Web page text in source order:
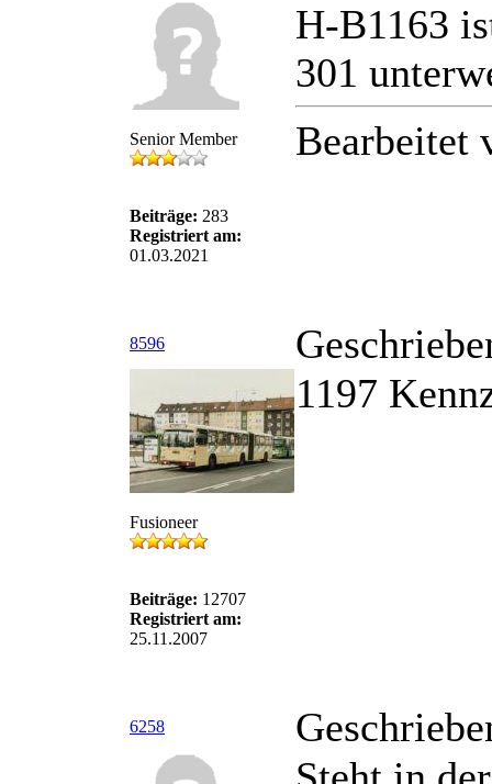
Senior Member
Beiträge: 283
Registriert am:
01.03.2021
H-B1163
301
Bearbeitet
8596
Fusioneer
Beiträge: 12707
Registriert am:
25.11.2007
1197
6258